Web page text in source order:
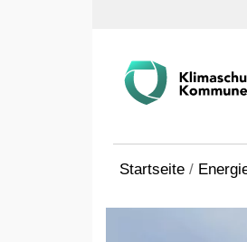
Startseite /